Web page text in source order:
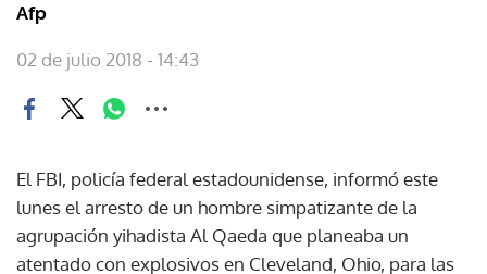
Afp
02 de julio 2018 - 14:43
El FBI, policía federal estadounidense, informó este
lunes el arresto de un hombre simpatizante de la
agrupación yihadista Al Qaeda que planeaba un
atentado con explosivos en Cleveland, Ohio, para las